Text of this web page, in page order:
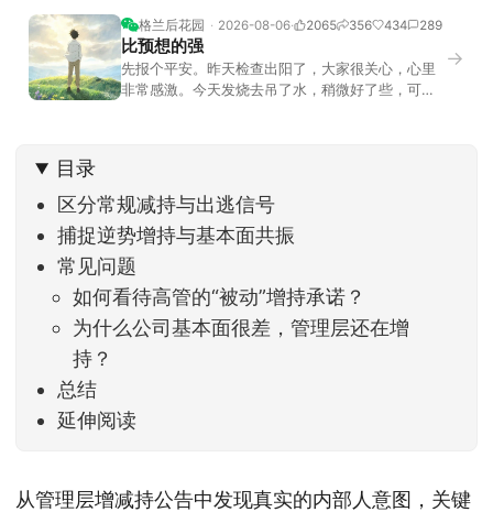
格兰后花园 2026-08-06 2065 356 434 289
比预想的强
先报个平安。昨天检查出阳了，大家很关心，心里
非常感激。今天发烧去吊了水，稍微好了些，可没
去相差不大，但细看下来，跌幅超过3%的只有不到
→
目录
区分常规减持与出逃信号
捕捉逆势增持与基本面共振
常见问题
如何看待高管的“被动”增持承诺？
为什么公司基本面很差，管理层还在增
持？
总结
延伸阅读
从管理层增减持公告中发现真实的内部人意图，关键